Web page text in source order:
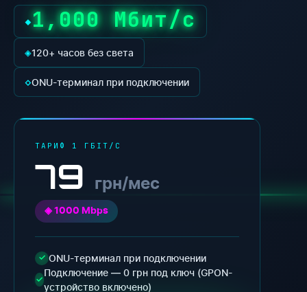
◆1,000 Мбит/с
◈120+ часов без света
◇ONU-терминал при подключении
ТАРИФ 1 ГБІТ/С
79 грн/мес
◈ 1000 Mbps
✓ ONU-терминал при подключении
✓
Подключение — 0 грн под ключ (GPON-
устройство включено)